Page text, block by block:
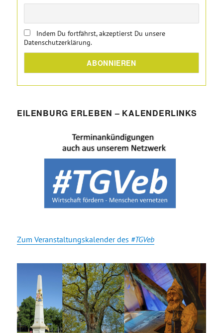
Indem Du fortfährst, akzeptierst Du unsere
Datenschutzerklärung.
EILENBURG ERLEBEN – KALENDERLINKS
Zum Veranstaltungskalender des #TGVeb